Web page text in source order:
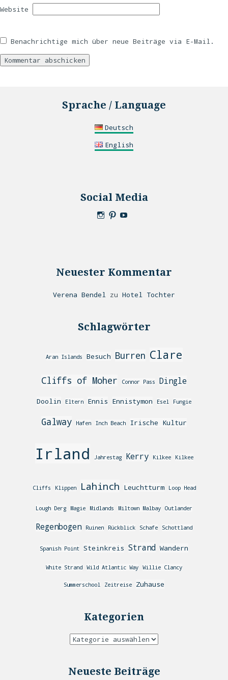
Website
Benachrichtige mich über neue Beiträge via E-Mail.
Sprache / Language
Deutsch
English
Social Media
Neuester Kommentar
Verena Bendel zu Hotel Tochter
Schlagwörter
Aran Islands Besuch Burren Clare
Cliffs of Moher Connor Pass Dingle
Doolin Eltern Ennis Ennistymon Esel Fungie
Galway Hafen Inch Beach Irische Kultur
Irland Jahrestag Kerry Kilkee Kilkee
Cliffs Klippen Lahinch Leuchtturm Loop Head
Lough Derg Magie Midlands Miltown Malbay Outlander
Regenbogen Ruinen Rückblick Schafe Schottland
Spanish Point Steinkreis Strand Wandern
White Strand Wild Atlantic Way Willie Clancy
Summerschool Zeitreise Zuhause
Kategorien
Neueste Beiträge